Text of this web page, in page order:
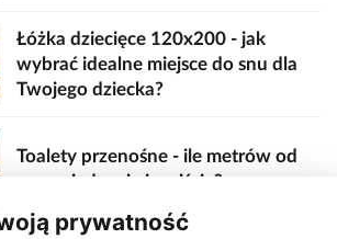
Łóżka dziecięce 120x200 - jak
wybrać idealne miejsce do snu dla
Twojego dziecka?
Toalety przenośne - ile metrów od
sceny, jedzenia i wejścia?
prywatność